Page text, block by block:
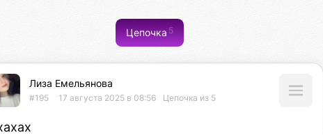
Цепочка5
Лиза Емельянова
#195 17 августа 2025 в 08:56 Цепочка из 5